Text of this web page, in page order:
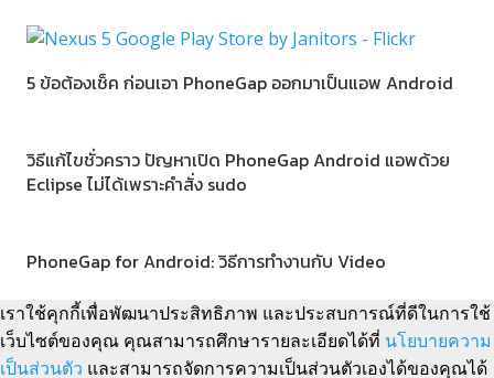
5 ข้อต้องเช็ค ก่อนเอา PhoneGap ออกมาเป็นแอพ Android
วิธีแก้ไขชั่วคราว ปัญหาเปิด PhoneGap Android แอพด้วย
Eclipse ไม่ได้เพราะคำสั่ง sudo
PhoneGap for Android: วิธีการทำงานกับ Video
เราใช้คุกกี้เพื่อพัฒนาประสิทธิภาพ และประสบการณ์ที่ดีในการใช้
เว็บไซต์ของคุณ คุณสามารถศึกษารายละเอียดได้ที่ นโยบายความ
เป็นส่วนตัว และสามารถจัดการความเป็นส่วนตัวเองได้ของคุณได้